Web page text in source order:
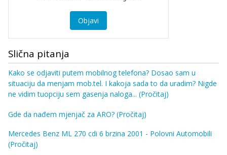
Objavi
Slična pitanja
Kako se odjaviti putem mobilnog telefona? Dosao sam u
situaciju da menjam mob.tel. I kakoja sada to da uradim? Nigde
ne vidim tuopciju sem gasenja naloga... (Pročitaj)
Gde da nađem mjenjač za ARO? (Pročitaj)
Mercedes Benz ML 270 cdi 6 brzina 2001 - Polovni Automobili
(Pročitaj)